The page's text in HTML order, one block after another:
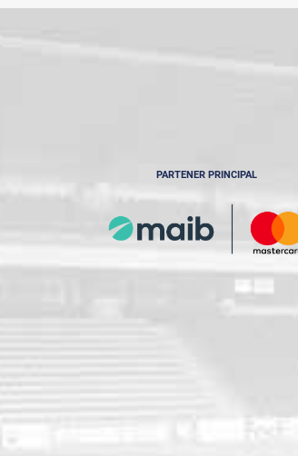
PARTENER PRINCIPAL